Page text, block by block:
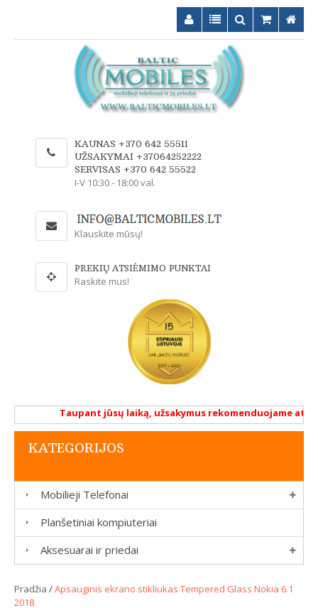
KAUNAS +370 642 55511
UŽSAKYMAI +37064252222
SERVISAS +370 642 55522
I-V 10:30 - 18:00 val.
Klauskite mūsų!
PREKIŲ ATSIĖMIMO PUNKTAI
Raskite mus!
Taupant jūsų laiką, užsakymus rekomenduojame
KATEGORIJOS
Mobilieji Telefonai
Planšetiniai kompiuteriai
Aksesuarai ir priedai
Pradžia /Apsauginis ekrano stikliukas Tempered Glass Nokia 6.1
2018